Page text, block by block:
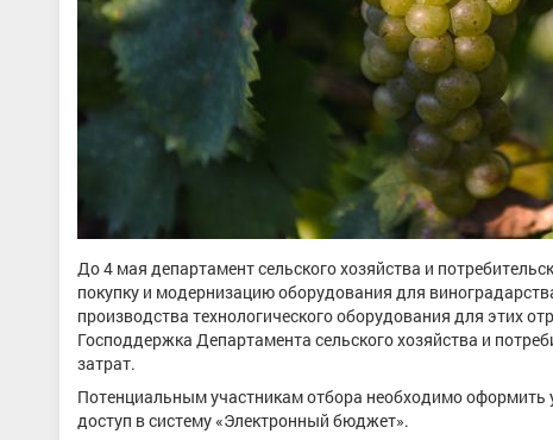
До 4 мая департамент сельского хозяйства и
покупку и модернизацию оборудования для
производства технологического оборудования для этих
Господдержка Департамента сельского хозяйства и
затрат.
Потенциальным участникам отбора необходимо
доступ в систему «Электронный бюджет».